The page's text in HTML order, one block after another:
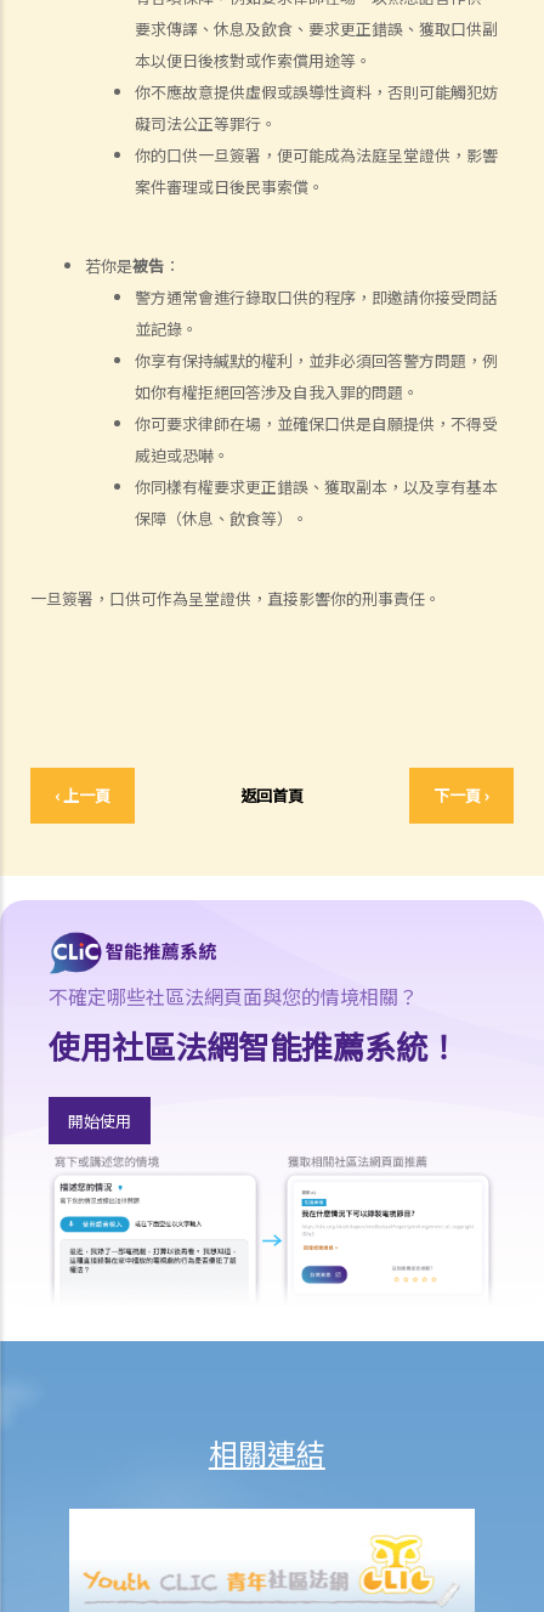
要求傳譯、休息及飲食、要求更正錯誤、獲取口供副
本以便日後核對或作索償用途等。
你不應故意提供虛假或誤導性資料，否則可能觸犯妨
礙司法公正等罪行。
你的口供一旦簽署，便可能成為法庭呈堂證供，影響
案件審理或日後民事索償。
若你是被告：
警方通常會進行錄取口供的程序，即邀請你接受問話
並記錄。
你享有保持緘默的權利，並非必須回答警方問題，例
如你有權拒絕回答涉及自我入罪的問題。
你可要求律師在場，並確保口供是自願提供，不得受
威迫或恐嚇。
你同樣有權要求更正錯誤、獲取副本，以及享有基本
保障（休息、飲食等）。
一旦簽署，口供可作為呈堂證供，直接影響你的刑事責任。
‹ 上一頁 返回首頁 下一頁 ›
4. 損害賠償陳述書
6. 證明書（收費安排）
8. 委託專家擬備報告的守則
9. 核對表評檢及案件管理問卷
就人身傷害提出申索，是否存在時限？
就人身傷害提出申索，會取得多少賠償？
涉及非致命意外的申索
若我因人身傷害提出申索，可否申請法律援助？
法律援助輔助計劃
香港律師會大埔火災緊急免費法律諮詢熱線
逝者家屬
火災中受傷的僱員
賠償責任
在甚麼情況下，僱主不需要為其僱員的工傷負上賠償責任？
賠償項目
我的配偶在工作時因意外而死亡，我或我的家人可獲哪些賠償？
我在工作時因遇到意外而受傷及導致傷殘，我或我的家人可獲哪些賠
償？
除上述的賠償外，我可否就工傷而獲得其他賠償（例如醫藥費）？
工傷或有關意外之報告
僱主向勞工處報告與工作有關的意外之時限是多久？
僱員可否向勞工處報告與工作有關的意外？
全措施，我可否進一步提出申索？
受保人已失蹤了數年，其保單受益人可否向保險公司索取死亡賠償？
不確定哪些社區法網頁面與您的情境相關？
使用社區法網智能推薦系統！
開始使用
相關連結